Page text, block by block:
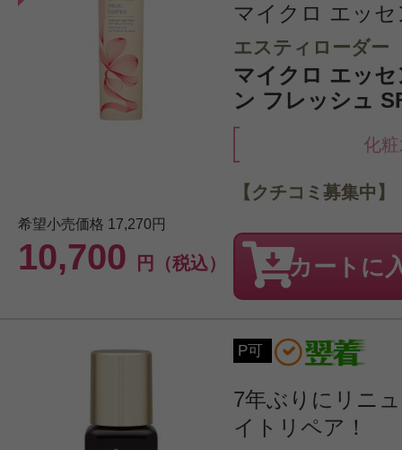
マイクロ エッ
エスティローダー
マイクロ エッ
ン フレッシュ
化
希望小売価格 17,270円
10,700 円（税込）
【クチコミ募集中】
カートに
P可
7年ぶりにリニ
イトリペア！